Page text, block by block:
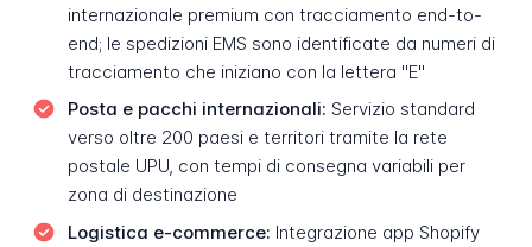
internazionale premium con tracciamento end-to-
end; le spedizioni EMS sono identificate da numeri di
tracciamento che iniziano con la lettera "E"
Posta e pacchi internazionali: Servizio standard
verso oltre 200 paesi e territori tramite la rete
postale UPU, con tempi di consegna variabili per
zona di destinazione
Logistica e-commerce: Integrazione app Shopify